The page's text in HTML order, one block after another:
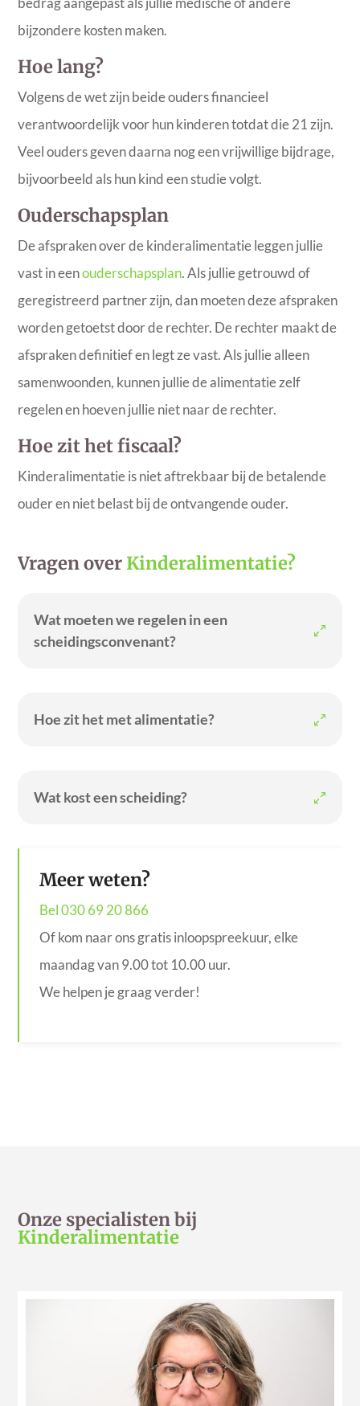
bijzondere kosten maken.
Hoe lang?
Volgens de wet zijn beide ouders financieel
verantwoordelijk voor hun kinderen totdat die 21 zijn.
Veel ouders geven daarna nog een vrijwillige bijdrage,
bijvoorbeeld als hun kind een studie volgt.
Ouderschapsplan
De afspraken over de kinderalimentatie leggen jullie
vast in eenouderschapsplan. Als jullie getrouwd of
geregistreerd partner zijn, dan moeten deze afspraken
worden getoetst door de rechter. De rechter maakt de
afspraken definitief en legt ze vast. Als jullie alleen
samenwoonden, kunnen jullie de alimentatie zelf
regelen en hoeven jullie niet naar de rechter.
Hoe zit het fiscaal?
Kinderalimentatie is niet aftrekbaar bij de betalende
ouder en niet belast bij de ontvangende ouder.
Vragen overKinderalimentatie?
Wat moeten we regelen in een
scheidingsconvenant?
Hoe zit het met alimentatie?
Wat kost een scheiding?
Meer weten?
Bel 030 69 20 866
Of kom naar ons gratis inloopspreekuur, elke
maandag van 9.00 tot 10.00 uur.
We helpen je graag verder!
Onze specialisten bij
Kinderalimentatie